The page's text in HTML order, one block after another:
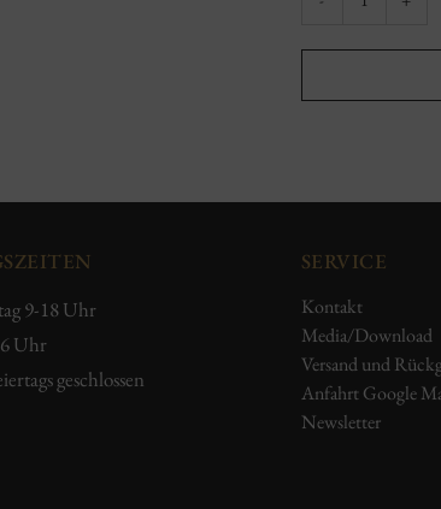
"Alte
9-18 Uhr
Uhr
geschlossen
SERVICE
Kontakt
Media/Download
Versand und
Anfahrt Google
Newsletter